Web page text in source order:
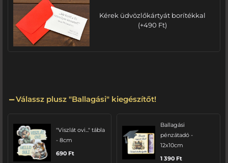
Kérek üdvözlőkártyát borítékkal
(+490 Ft)
Válassz plusz "Ballagási" kiegészítőt!
"Viszlát ovi..." tábla
- 8cm
690 Ft
Ballagási
pénzátadó -
12x10cm
1 390 Ft